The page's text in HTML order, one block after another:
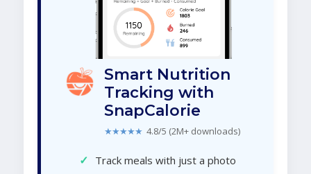
Smart Nutrition
Tracking with
SnapCalorie
★★★★★ 4.8/5 (2M+ downloads)
✓ Track meals with just a photo